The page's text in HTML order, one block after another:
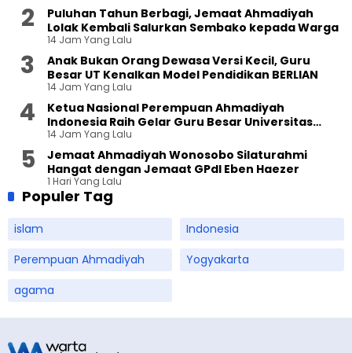
Puluhan Tahun Berbagi, Jemaat Ahmadiyah
Lolak Kembali Salurkan Sembako kepada Warga
14 Jam Yang Lalu
Anak Bukan Orang Dewasa Versi Kecil, Guru
Besar UT Kenalkan Model Pendidikan BERLIAN
14 Jam Yang Lalu
Ketua Nasional Perempuan Ahmadiyah
Indonesia Raih Gelar Guru Besar Universitas
Terbuka
14 Jam Yang Lalu
Jemaat Ahmadiyah Wonosobo Silaturahmi
Hangat dengan Jemaat GPdI Eben Haezer
1 Hari Yang Lalu
Populer Tag
islam
Indonesia
Perempuan Ahmadiyah
Yogyakarta
agama